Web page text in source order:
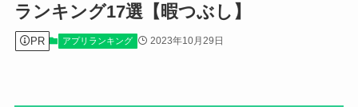
ランキング17選【暇つぶし】
PR アプリランキング 2023年10月29日